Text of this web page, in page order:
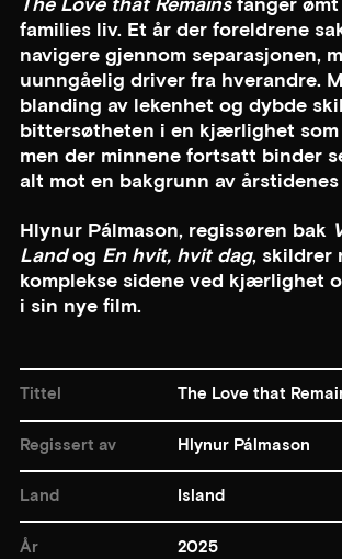
families liv. Et år der foreldrene
navigere gjennom separasjonen,
uunngåelig driver fra hverandre.
blanding av lekenhet og dybde
bittersøtheten i en kjærlighet som
men der minnene fortsatt binder
alt mot en bakgrunn av
Hlynur Pálmason, regissøren bak
Landog En hvit, hvit dag, skildrer
komplekse sidene ved kjærlighet
i sin nye film.
Tittel The Love that
Regissert av Hlynur Pálmason
Land Island
År 2025